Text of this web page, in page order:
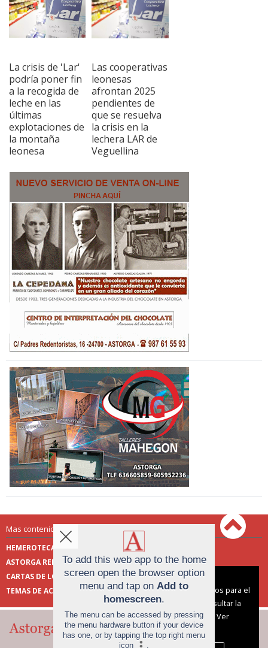
La crisis de 'Lar'
podría poner fin
a la recogida de
leche en las
últimas
explotaciones de
la montaña
leonesa
Las cooperativas
leonesas
afrontan 2025
pendientes de
que se resuelva
la crisis en la
lechera LAR de
Veguellina
Mas contenido de Astorga Redacción:
HEMEROTECA
ENCUESTAS
ASTORGA REDACCIÓN
PUBLICIDAD
CARTAS DE LOS LECTORES
FOTOS DE LOS LECTORES
TEMAS DE ACTUALIDAD
Aviso sobre el Uso de cookies:
Utilizamos cookies nuestras y de terceros para el
funcionamiento del digital. Puedes consultar la
lista de cookies y como desconectarlas.
Ver
nuestra Política de Privacidad y Cookies
To add this web app to the home
screen open the browser option
menu and tap on Add to
homescreen.
The menu can be accessed by pressing
the menu hardware button if your device
has one, or by tapping the top right menu
icon
.